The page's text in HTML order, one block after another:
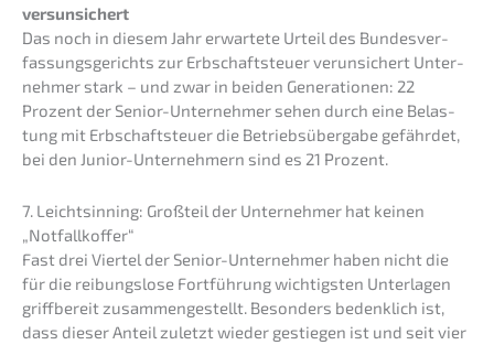
versunsichert
Das noch in diesem Jahr erwar­te­te Urteil des Bundes­ver­
fas­sungs­ge­richts zur Erbschaft­steu­er verun­si­chert Unter­
neh­mer stark – und zwar in beiden Genera­tio­nen: 22
Prozent der Senior-Unter­neh­mer sehen durch eine Belas­
tung mit Erbschaft­steu­er die Betriebs­über­ga­be gefähr­det,
bei den Junior-Unter­neh­mern sind es 21 Prozent.
7. Leicht­sin­ning: Großteil der Unter­neh­mer hat keinen
„Notfall­kof­fer“
Fast drei Viertel der Senior-Unter­neh­mer haben nicht die
für die reibungs­lo­se Fortfüh­rung wichtigs­ten Unter­la­gen
griff­be­reit zusam­men­ge­stellt. Beson­ders bedenk­lich ist,
dass dieser Anteil zuletzt wieder gestie­gen ist und seit vier